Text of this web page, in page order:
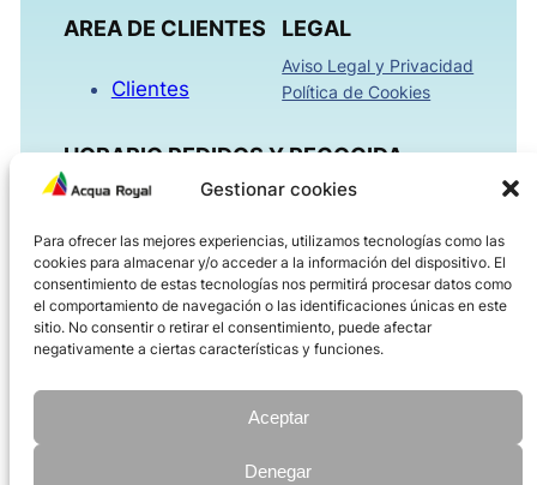
Gestionar cookies
Para ofrecer las mejores experiencias, utilizamos tecnologías como las
cookies para almacenar y/o acceder a la información del dispositivo. El
consentimiento de estas tecnologías nos permitirá procesar datos como
el comportamiento de navegación o las identificaciones únicas en este
sitio. No consentir o retirar el consentimiento, puede afectar
negativamente a ciertas características y funciones.
Aceptar
Denegar
AREA DE CLIENTES
Clientes
LEGAL
Aviso Legal y Privacidad
Política de Cookies
HORARIO PEDIDOS Y RECOGIDA
Tardes 16:00h – 18:30h
Viernes 08:00h – 14:00h
ACQUAROYAL.COM